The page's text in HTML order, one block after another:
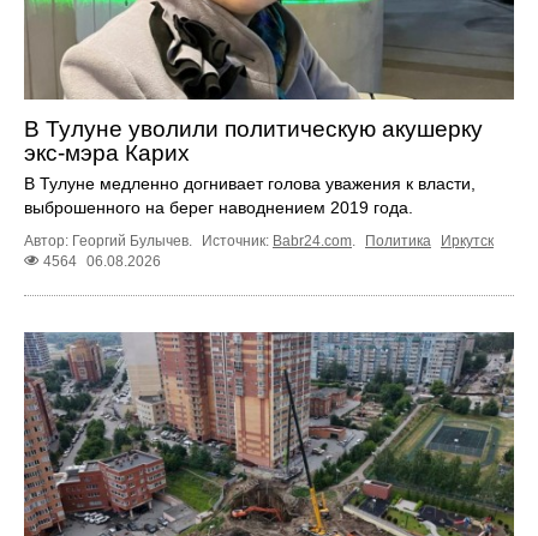
В Тулуне уволили политическую акушерку
экс-мэра Карих
В Тулуне медленно догнивает голова уважения к власти,
выброшенного на берег наводнением 2019 года.
Автор: Георгий Булычев. Источник: Babr24.com. Политика
Иркутск
4564 06.08.2026